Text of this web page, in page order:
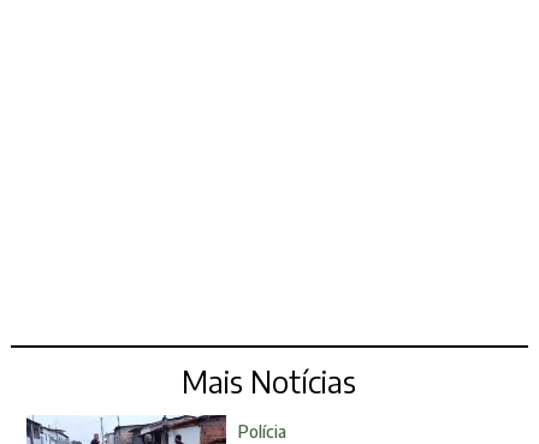
Mais Notícias
Polícia